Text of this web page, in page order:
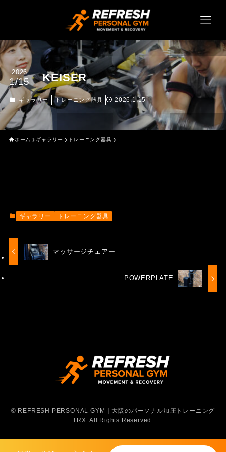
KEISER
2026
1/15
ギャラリー トレーニング器具 2026.1.15
ホーム ギャラリー トレーニング器具
ギャラリー トレーニング器具
マッサージチェアー
POWERPLATE
© REFRESH PERSONAL GYM｜大阪のパーソナル加圧トレーニング
TRX. All Rights Reserved.